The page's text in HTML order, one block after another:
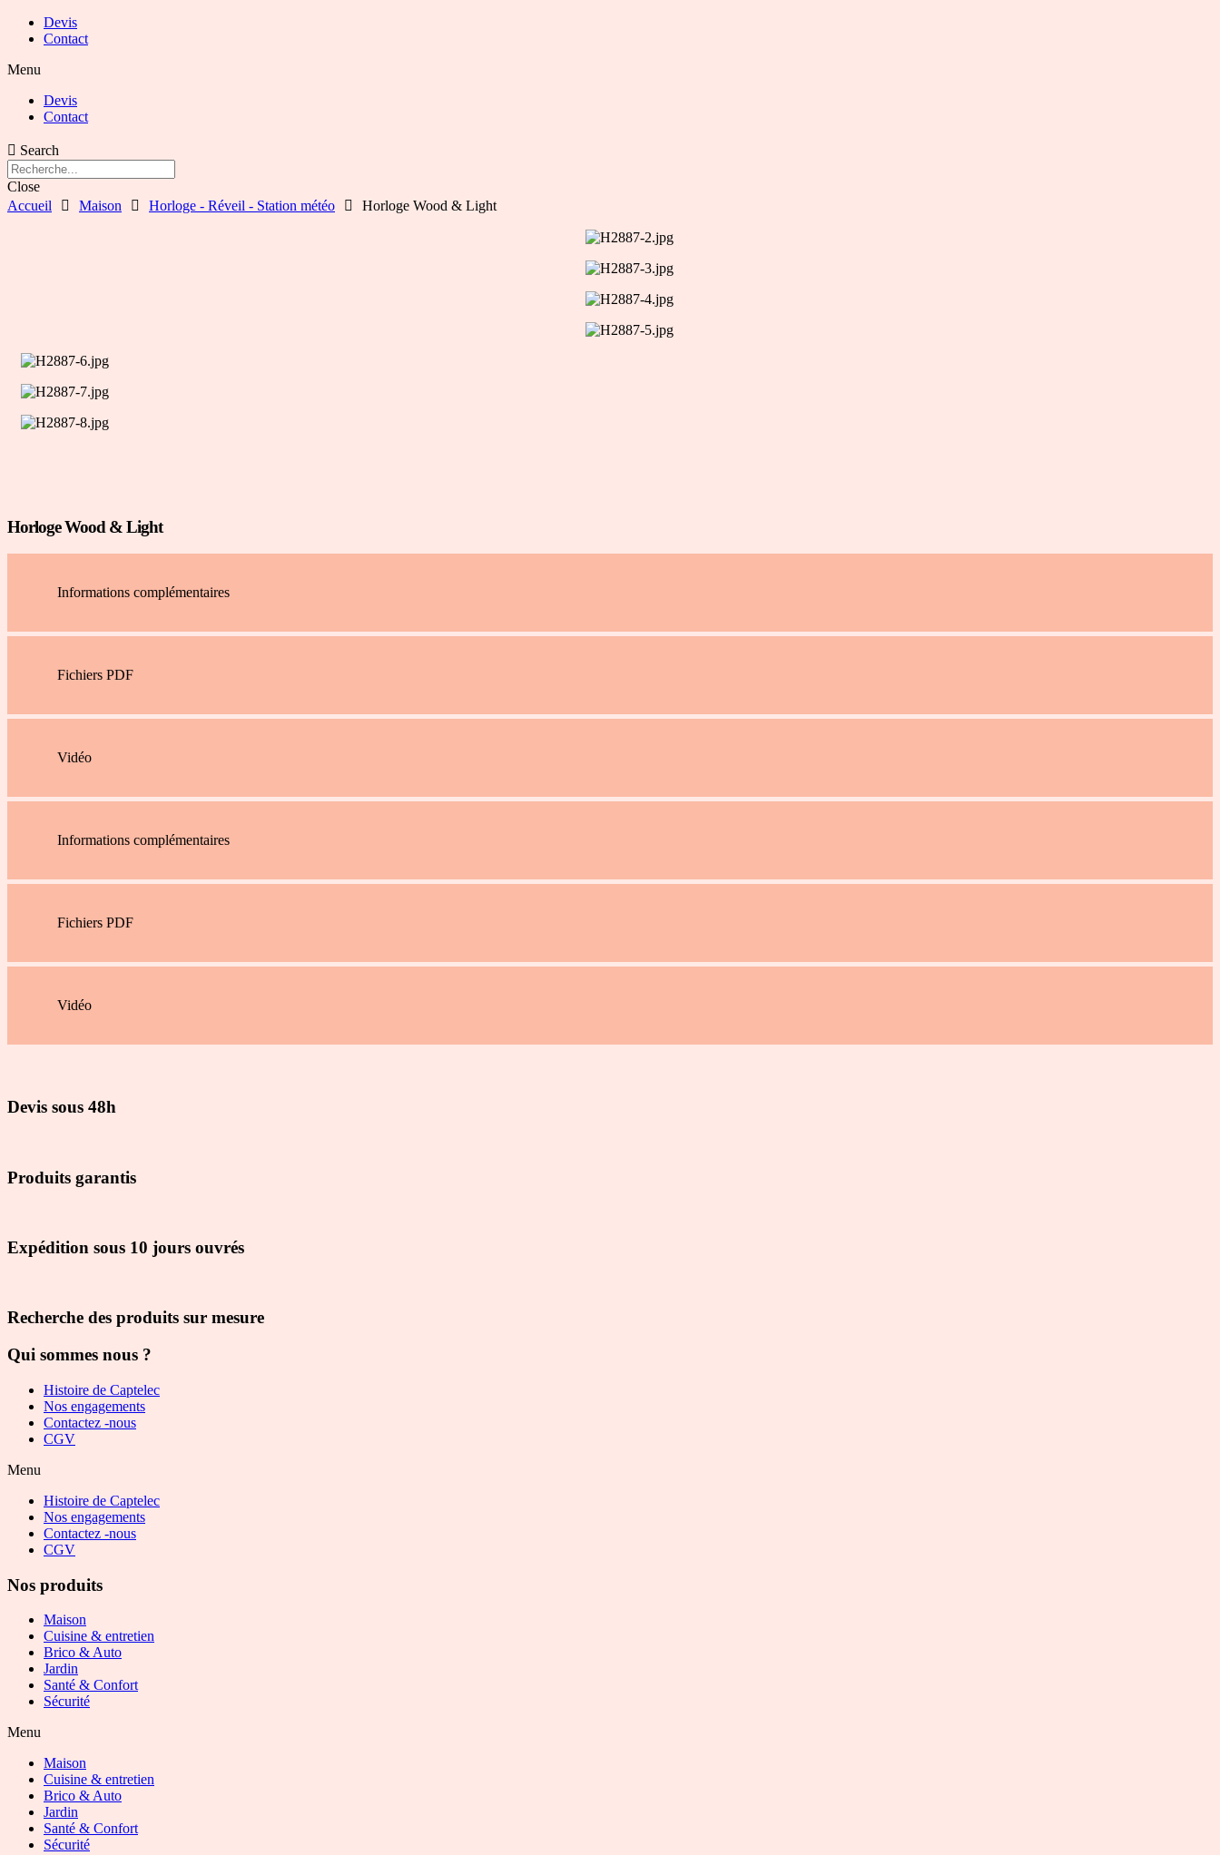
Devis
Contact
Menu
Devis
Contact
Search
Close
Accueil
Maison Horloge - Réveil - Station météo Horloge Wood & Light
Horloge Wood & Light
Informations complémentaires
Fichiers PDF
Vidéo
Informations complémentaires
Fichiers PDF
Vidéo
Devis sous 48h
Produits garantis
Expédition sous 10 jours ouvrés
Recherche des produits sur mesure
Qui sommes nous ?
Histoire de Captelec
Nos engagements
Contactez -nous
CGV
Menu
Histoire de Captelec
Nos engagements
Contactez -nous
CGV
Nos produits
Maison
Cuisine & entretien
Brico & Auto
Jardin
Santé & Confort
Sécurité
Menu
Maison
Cuisine & entretien
Brico & Auto
Jardin
Santé & Confort
Sécurité